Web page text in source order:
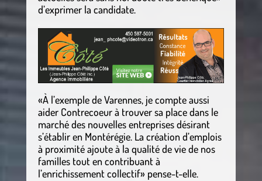
d’exprimer la candidate.
«À l’exemple de Varennes, je compte aussi
aider Contrecoeur à trouver sa place dans le
marché des nouvelles entreprises désirant
s’établir en Montérégie. La création d’emplois
à proximité ajoute à la qualité de vie de nos
familles tout en contribuant à
l’enrichissement collectif» pense-t-elle.